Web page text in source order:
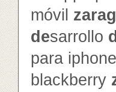
móvil
desarrollo
para iphone
blackberry